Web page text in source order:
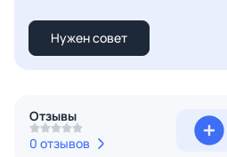
Нужен совет
Отзывы
0 отзывов